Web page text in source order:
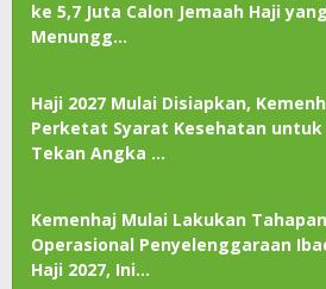
ke 5,7 Juta Calon Jemaah Haji yang
Menungg…
Haji 2027 Mulai Disiapkan,
Perketat Syarat Kesehatan untuk
Tekan Angka …
Kemenhaj Mulai Lakukan Tahapan
Operasional Penyelenggaraan
Haji 2027, Ini…